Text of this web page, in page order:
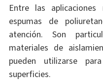
Entre las aplicaciones
espumas de
atención. Son
materiales de
pueden utilizarse
superficies.